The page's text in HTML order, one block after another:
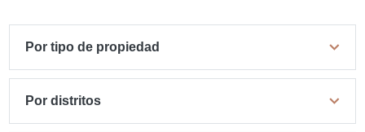
Por tipo de propiedad
Por distritos